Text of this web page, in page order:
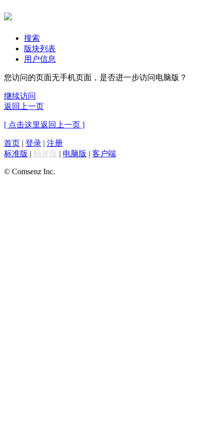
搜索
版块列表
用户信息
您访问的页面无手机页面，是否进一步访问电脑版？
继续访问
返回上一页
[ 点击这里返回上一页 ]
首页 | 登录 | 注册
标准版 | 触屏版 | 电脑版 | 客户端
© Comsenz Inc.